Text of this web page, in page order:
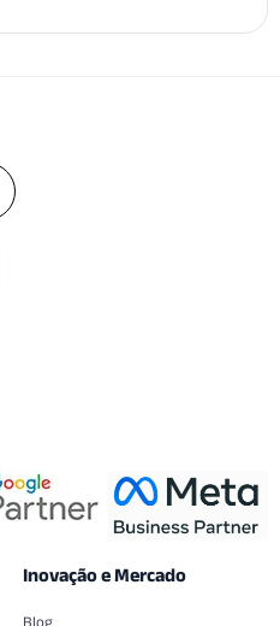
Inovação e Mercado
Blog